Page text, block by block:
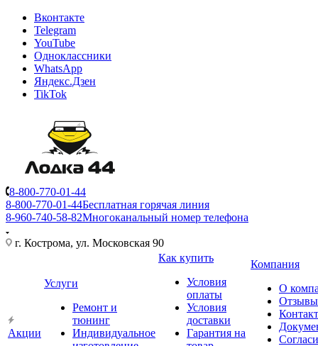
Вконтакте
Telegram
YouTube
Одноклассники
WhatsApp
Яндекс.Дзен
TikTok
8-800-770-01-44
8-800-770-01-44Бесплатная горячая линия
8-960-740-58-82Многоканальный номер телефона
г. Кострома, ул. Московская 90
Акции
Услуги
Ремонт и
тюнинг
Индивидуальное
Как купить
Условия
оплаты
Условия
доставки
Гарантия на
Компания
О
Отзывы